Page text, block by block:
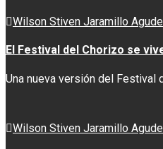
Wilson Stiven Jaramillo
El Festival del Chorizo se
Una nueva versión del Festival
Wilson Stiven Jaramillo